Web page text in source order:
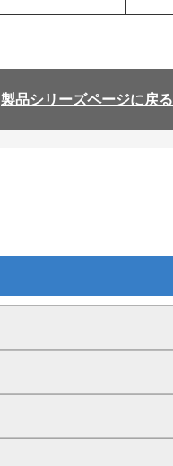
製品シリーズページに戻る